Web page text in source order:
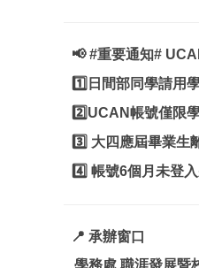
📢#重要通知#
1️⃣ 日間部同學請用
2️⃣UCAN帳號僅限
3️⃣ 大四應屆畢業生
4️⃣ 帳號6個月未登
📍 承辦窗口
學務處 職涯發展暨